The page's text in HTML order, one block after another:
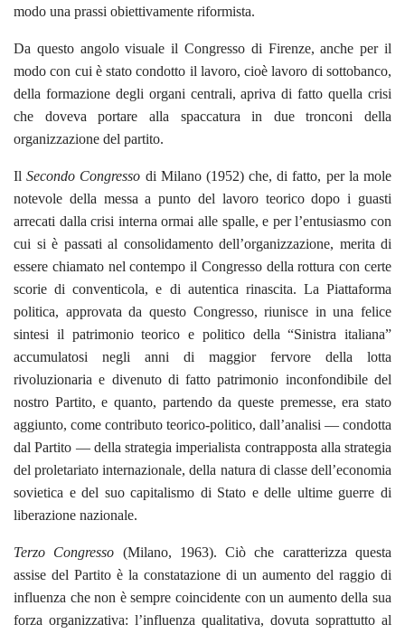
modo una prassi obiettivamente riformista.
Da questo angolo visuale il Congresso di Firenze, anche per il
modo con cui è stato condotto il lavoro, cioè lavoro di sottobanco,
della formazione degli organi centrali, apriva di fatto quella crisi
che doveva portare alla spaccatura in due tronconi della
organizzazione del partito.
IlSecondo Congresso di Milano (1952) che, di fatto, per la mole
notevole della messa a punto del lavoro teorico dopo i guasti
arrecati dalla crisi interna ormai alle spalle, e per l’entusiasmo con
cui si è passati al consolidamento dell’organizzazione, merita di
essere chiamato nel contempo il Congresso della rottura con certe
scorie di conventicola, e di autentica rinascita. La Piattaforma
politica, approvata da questo Congresso, riunisce in una felice
sintesi il patrimonio teorico e politico della “Sinistra italiana”
accumulatosi negli anni di maggior fervore della lotta
rivoluzionaria e divenuto di fatto patrimonio inconfondibile del
nostro Partito, e quanto, partendo da queste premesse, era stato
aggiunto, come contributo teorico-politico, dall’analisi — condotta
dal Partito — della strategia imperialista contrapposta alla strategia
del proletariato internazionale, della natura di classe dell’economia
sovietica e del suo capitalismo di Stato e delle ultime guerre di
liberazione nazionale.
Terzo Congresso (Milano, 1963). Ciò che caratterizza questa
assise del Partito è la constatazione di un aumento del raggio di
influenza che non è sempre coincidente con un aumento della sua
forza organizzativa: l’influenza qualitativa, dovuta soprattutto al